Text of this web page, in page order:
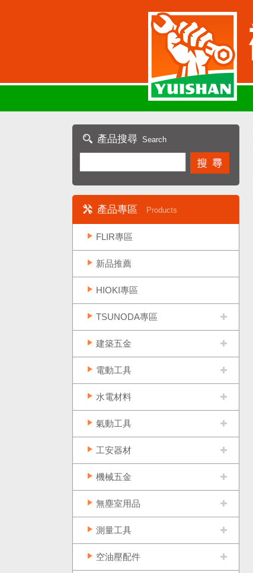
產品搜尋 Search
產品專區 Products
FLIR專區
新品推薦
HIOKI專區
TSUNODA專區
建築五金
電動工具
水電材料
氣動工具
工安器材
機械五金
無塵室用品
測量工具
空油壓配件